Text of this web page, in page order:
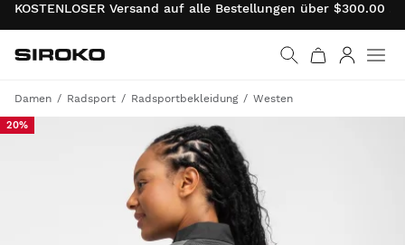
KOSTENLOSER Versand auf alle Bestellungen über $300.00
Weiter zur Startseite
Siroko.com
Damen Radsport Radsportbekleidung Westen
20%